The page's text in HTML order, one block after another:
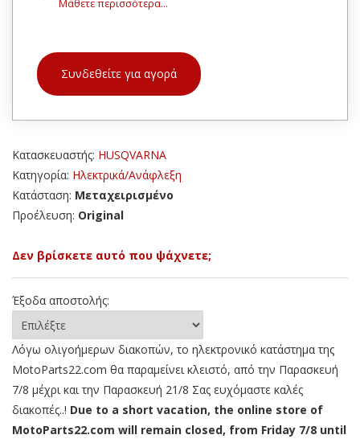
Μάθετε περισσότερα...
Συνδεθείτε για αγορά
Κατασκευαστής: HUSQVARNA
Κατηγορία: Ηλεκτρικά/Ανάφλεξη
Κατάσταση: Μεταχειρισμένο
Προέλευση: Original
Δεν βρίσκετε αυτό που ψάχνετε;
Έξοδα αποστολής:
Λόγω ολιγοήμερων διακοπών, το ηλεκτρονικό κατάστημα της
MotoParts22.com θα παραμείνει κλειστό, από την Παρασκευή
7/8 μέχρι και την Παρασκευή 21/8 Σας ευχόμαστε καλές
διακοπές..! Due to a short vacation, the online store of
MotoParts22.com will remain closed, from Friday 7/8 until